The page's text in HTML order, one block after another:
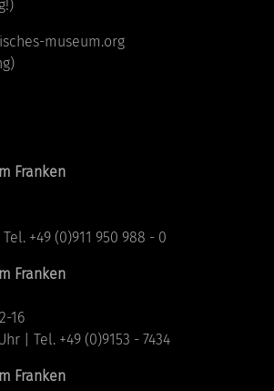
museum.org
Franken
+49 (0)911 950 988 - 0
Franken
16
| Tel. +49 (0)9153 - 7434
Franken